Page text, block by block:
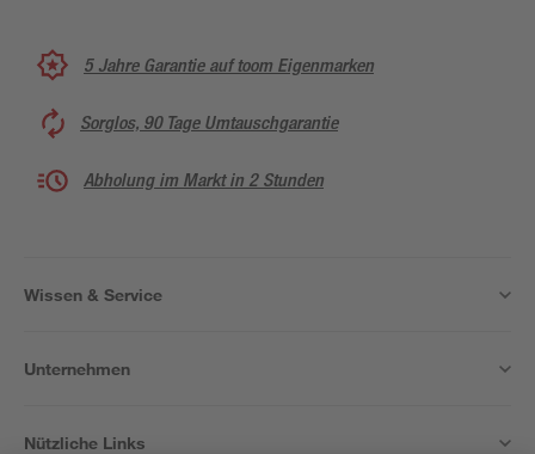
5 Jahre Garantie auf toom Eigenmarken
Sorglos, 90 Tage Umtauschgarantie
Abholung im Markt in 2 Stunden
Wissen & Service
Unternehmen
Nützliche Links